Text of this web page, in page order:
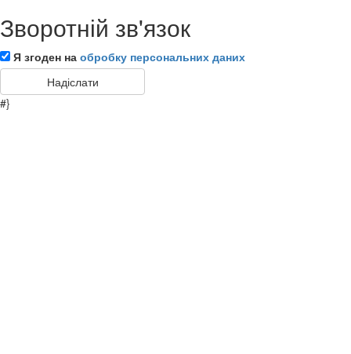
Зворотній зв'язок
Я згоден на обробку персональних даних
#}